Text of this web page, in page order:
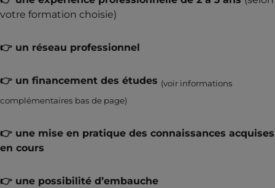
votre formation choisie)
👉 un réseau professionnel
👉 un financement des études (voir informations
complémentaires bas de page)
👉 une mise en pratique des connaissances acquises
en cours
👉 une possibilité d’embauche